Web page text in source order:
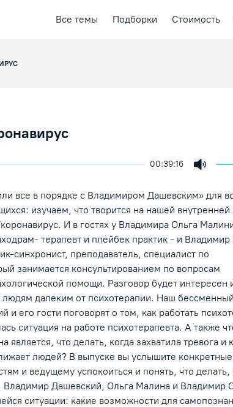
Все темы Подборки Стоимость
00:39:16
воспроизведения
все в порядке с Владимиром Дашевским» для
изучаем, что творится на нашей внутренней
И в гостях у Владимира Ольга
терапевт и плейбек практик - и
синхронист, преподаватель, специалист по
занимается консультированием по вопросам
помощи. Разговор будет интересен
далеким от психотерапии. Наш бессменный
его гости поговорят о том, как работать
ситуация на работе психотерапевта. А также
является, что делать, когда захватила тревога и
людей? В выпуске вы услышите
и ведущему успокоиться и понять, что делать,
Владимир Дашевский, Ольга Малина и Владимир
ситуации: какие возможности для